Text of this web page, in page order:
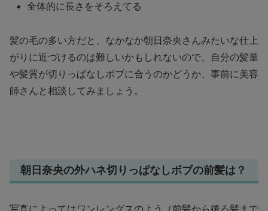
全体的に長さをそろえてる
髪の毛の多い方だと、なかなか朝日奈央さんみたいな仕上
がりに近づけるのは難しいかもしれないので、自分の髪量
や髪質が切りっぱなしボブに合うのかどうか、事前に美容
師さんと相談してみましょう。
朝日奈央の外ハネ切りっぱなしボブの前髪は？